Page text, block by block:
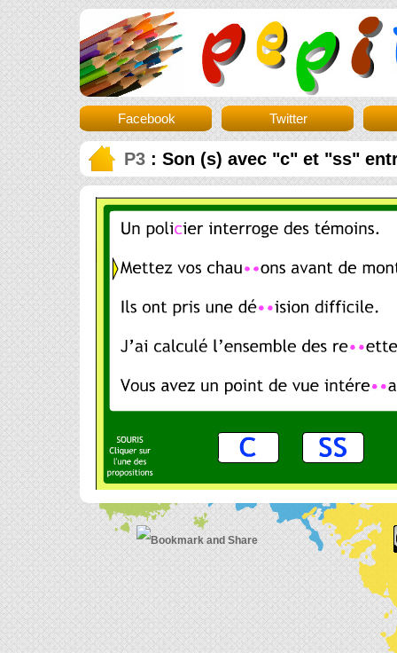
Facebook Twitter
P3 : Son (s) avec "c" et "ss"